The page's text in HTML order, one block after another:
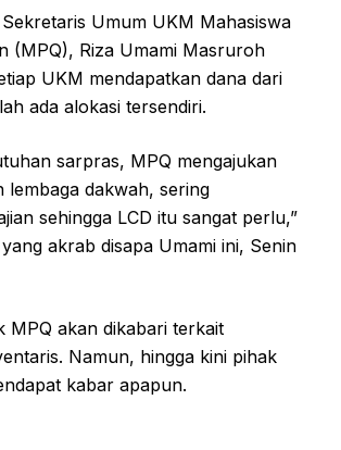
Umum UKM Mahasiswa
(MPQ), Riza Umami Masruroh
UKM mendapatkan dana dari
ada alokasi tersendiri.
sarpras, MPQ mengajukan
lembaga dakwah, sering
sehingga LCD itu sangat perlu,”
akrab disapa Umami ini, Senin
MPQ akan dikabari terkait
Namun, hingga kini pihak
kabar apapun.